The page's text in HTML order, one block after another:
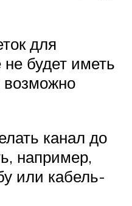
для
будет иметь
возможно
канал до
например,
или кабель-